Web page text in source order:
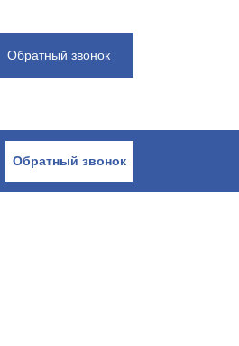
Обратный звонок
Обратный звонок